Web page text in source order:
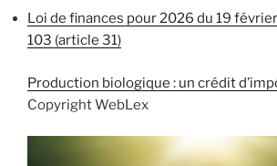
Loi de finances pour 2026 du 19
103 (article 31)
Production biologique : un crédit
Copyright WebLex